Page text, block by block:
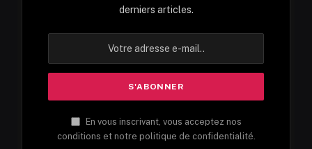
derniers articles.
En vous inscrivant, vous acceptez nos
conditions et notre politique de confidentialité.